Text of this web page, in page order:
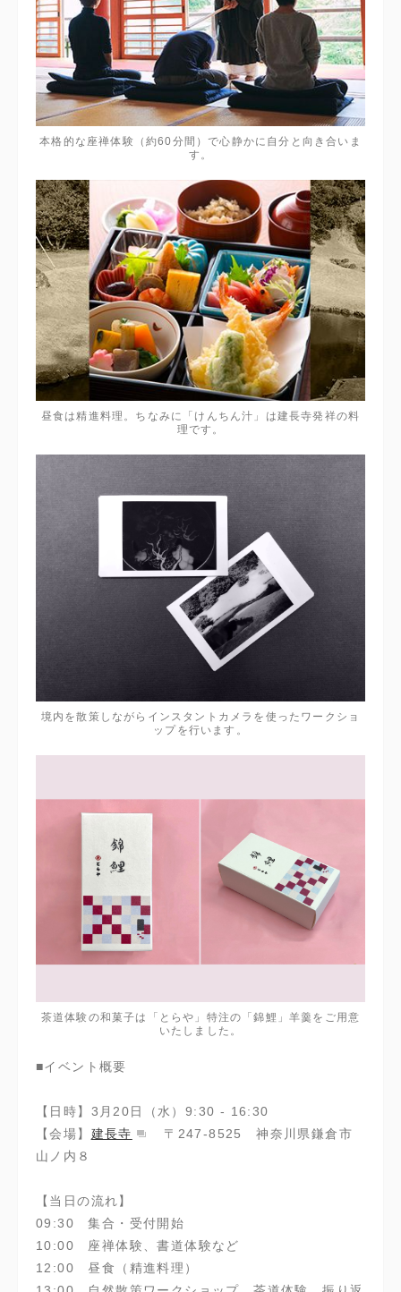
本格的な座禅体験（約60分間）で心静かに自分と向き合いま
す。
昼食は精進料理。ちなみに「けんちん汁」は建長寺発祥の料
理です。
境内を散策しながらインスタントカメラを使ったワークショ
ップを行います。
茶道体験の和菓子は「とらや」特注の「錦鯉」羊羹をご用意
いたしました。
■イベント概要
【日時】3月20日（水）9:30 - 16:30
【会場】 建長寺
〒247-8525 神奈川県鎌倉市
山ノ内８
【当日の流れ】
09:30 集合・受付開始
10:00 座禅体験、書道体験など
12:00 昼食（精進料理）